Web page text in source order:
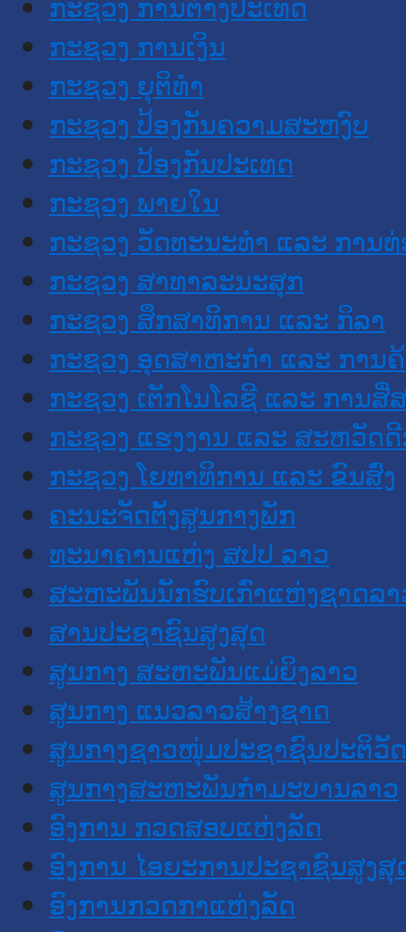
ກະຊວງ ການເງິນ
ກະຊວງ ຍຸຕິທໍາ
ກະຊວງ ປ້ອງກັນຄວາມສະຫງົບ
ກະຊວງ ປ້ອງກັນປະເທດ
ກະຊວງ ພາຍໃນ
ກະຊວງ ວັດທະນະທຳ ແລະ ການ
ກະຊວງ ສາທາລະນະສຸກ
ກະຊວງ ສຶກສາທິການ ແລະ ກິລາ
ກະຊວງ ອຸດສາຫະກຳ ແລະ ການ
ກະຊວງ ເຕັກໂນໂລຊີ ແລະ ການສື່
ກະຊວງ ແຮງງານ ແລະ ສະຫວັດ
ກະຊວງ ໂຍທາທິການ ແລະ ຂົນສົ່ງ
ຄະນະຈັດຕັ້ງສູນກາງພັກ
ທະນາຄານແຫ່ງ ສປປ ລາວ
ສະຫະພັນນັກຮົບເກົ່າແຫ່ງຊາດລ
ສານປະຊາຊົນສູງສຸດ
ສູນກາງ ສະຫະພັນແມ່ຍິງລາວ
ສູນກາງ ແນວລາວສ້າງຊາດ
ສູນກາງຊາວໜຸ່ມປະຊາຊົນປະຕິວັ
ສູນກາງສະຫະພັນກຳມະບານລາວ
ອົງການ ກວດສອບແຫ່ງລັດ
ອົງການ ໄອຍະການປະຊາຊົນສູງສຸ
ອົງການກວດກາແຫ່ງລັດ